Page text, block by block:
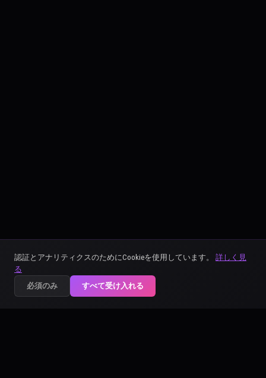
認証とアナリティクスのためにCookieを使用しています。 詳しく見
る
必須のみ
すべて受け入れる